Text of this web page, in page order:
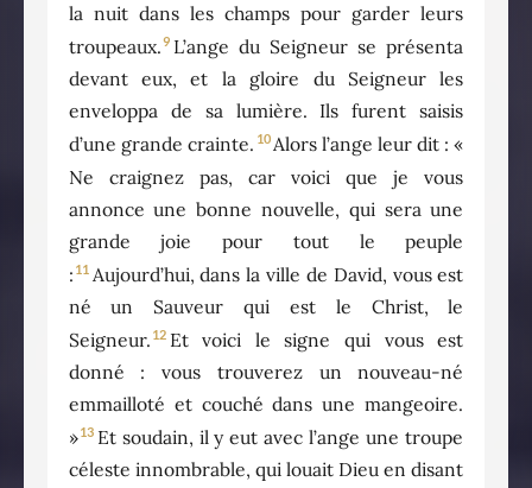
la nuit dans les champs pour garder leurs
troupeaux.9 L’ange du Seigneur se présenta
devant eux, et la gloire du Seigneur les
enveloppa de sa lumière. Ils furent saisis
d’une grande crainte. 10Alors l’ange leur dit : «
Ne craignez pas, car voici que je vous
annonce une bonne nouvelle, qui sera une
grande joie pour tout le peuple
: 11 Aujourd’hui, dans la ville de David, vous est
né un Sauveur qui est le Christ, le
Seigneur. 12 Et voici le signe qui vous est
donné : vous trouverez un nouveau-né
emmailloté et couché dans une mangeoire.
»13 Et soudain, il y eut avec l’ange une troupe
céleste innombrable, qui louait Dieu en disant